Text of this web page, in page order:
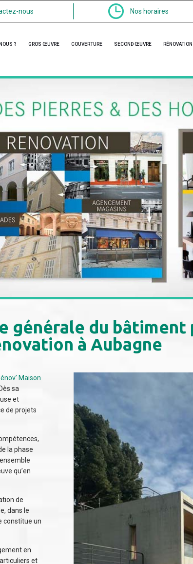
? GROS ŒUVRE COUVERTURE SECOND ŒUVRE
générale du
à Aubagne
Maison
sa
et
de projets
la phase
qu’en
de
dans le
constitue un
en
et
nous Nos horaires